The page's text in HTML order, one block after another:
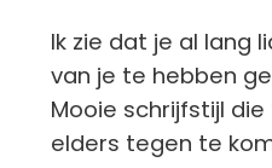
Ik zie dat je al lang
van je te hebben
Mooie schrijfstijl
elders tegen te